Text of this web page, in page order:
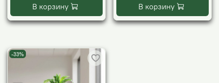
В корзину В корзину
-33%